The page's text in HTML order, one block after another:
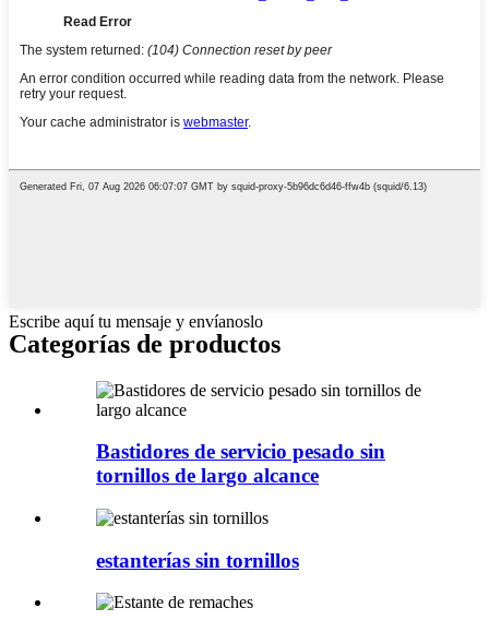
Escribe aquí tu mensaje y envíanoslo
Categorías de productos
Bastidores de servicio pesado sin
tornillos de largo alcance
estanterías sin tornillos